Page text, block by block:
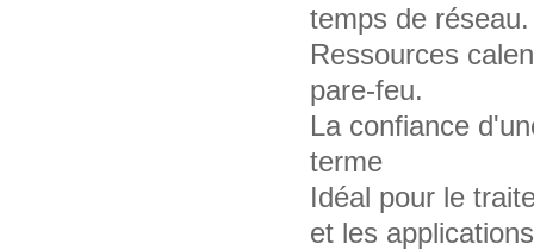
temps de réseau.
Ressources
pare-feu.
La confiance
terme
Idéal pour le
et les